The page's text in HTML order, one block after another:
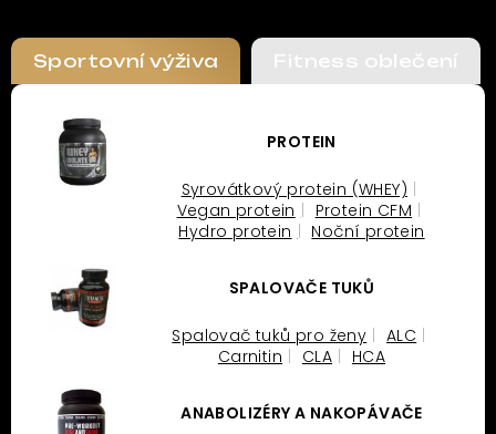
Sportovní výživa Fitness oblečení
PROTEIN
Syrovátkový protein (WHEY)
Vegan protein
Protein CFM
Hydro protein
Noční protein
SPALOVAČE TUKŮ
Spalovač tuků pro ženy
ALC
Carnitin
CLA HCA
ANABOLIZÉRY A NAKOPÁVAČE